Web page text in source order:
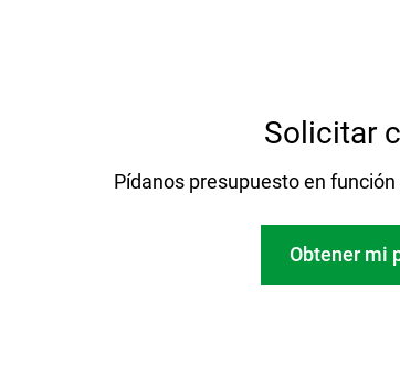
Solicitar
Pídanos presupuesto en
Obtener mi